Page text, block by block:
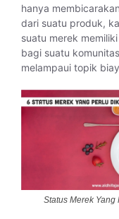
hanya
dari suatu produk,
suatu merek
bagi suatu
melampaui topik
Status Merek